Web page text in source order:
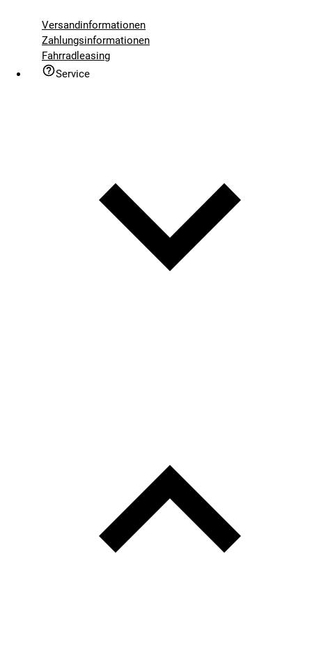
Versandinformationen
Zahlungsinformationen
Fahrradleasing
Service